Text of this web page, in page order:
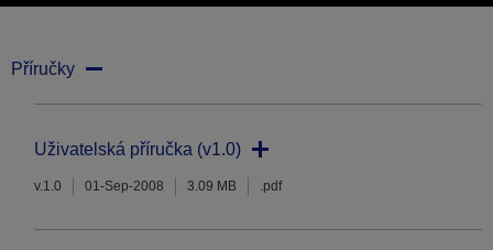
Příručky
Uživatelská příručka (v1.0)
v.1.0 01-Sep-2008 3.09 MB .pdf